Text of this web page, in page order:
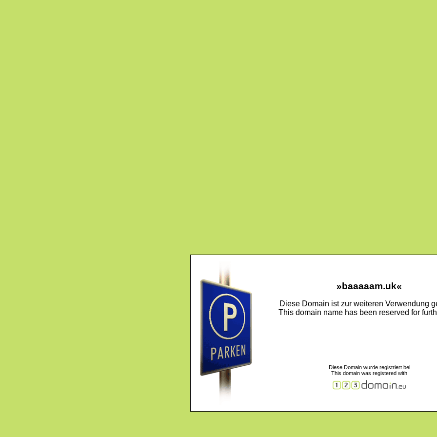
»baaaaam.uk«
Diese Domain ist zur weiteren Verwendung
This domain name has been reserved for
Diese Domain wurde registriert bei
This domain was registered with